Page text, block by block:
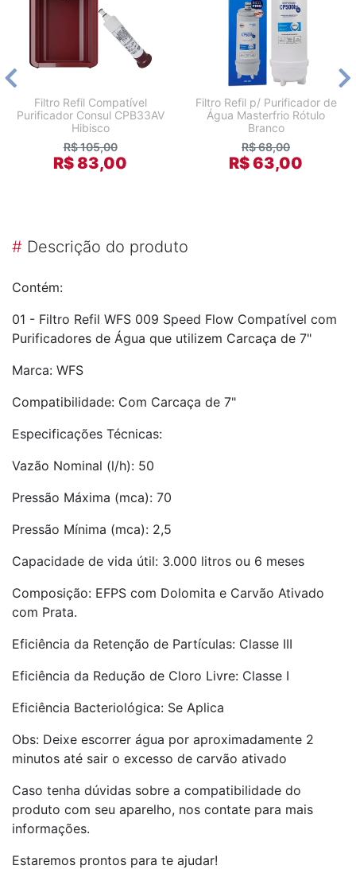
Filtro Refil Compatível
Purificador Consul CPB33AV
Hibisco
R$ 105,00
R$ 83,00
Filtro Refil p/ Purificador de
Água Masterfrio Rótulo
Branco
R$ 68,00
R$ 63,00
# Descrição do produto
Contém:
01 - Filtro Refil WFS 009 Speed Flow Compatível com
Purificadores de Água que utilizem Carcaça de 7"
Marca: WFS
Compatibilidade: Com Carcaça de 7"
Especificações Técnicas:
Vazão Nominal (l/h): 50
Pressão Máxima (mca): 70
Pressão Mínima (mca): 2,5
Capacidade de vida útil: 3.000 litros ou 6 meses
Composição: EFPS com Dolomita e Carvão Ativado
com Prata.
Eficiência da Retenção de Partículas: Classe III
Eficiência da Redução de Cloro Livre: Classe I
Eficiência Bacteriológica: Se Aplica
Obs: Deixe escorrer água por aproximadamente 2
minutos até sair o excesso de carvão ativado
Caso tenha dúvidas sobre a compatibilidade do
produto com seu aparelho, nos contate para mais
informações.
Estaremos prontos para te ajudar!